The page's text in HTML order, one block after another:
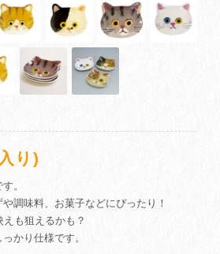
り)
。
調味料、お菓子などにぴったり！
も狙えるかも？
かり仕様です。